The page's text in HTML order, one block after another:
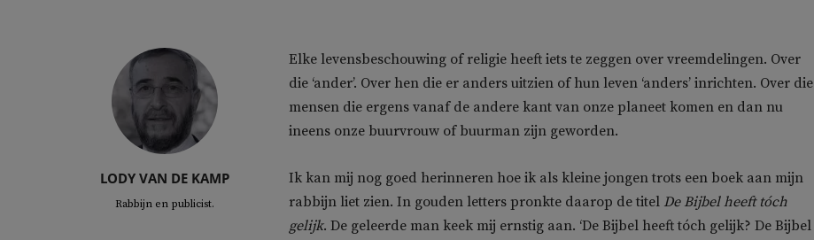
LODY VAN DE KAMP
Rabbijn en publicist.
Elke levensbeschouwing of religie heeft iets te zeggen over vreemdelingen. Over
die ‘ander’. Over hen die er anders uitzien of hun leven ‘anders’ inrichten. Over die
mensen die ergens vanaf de andere kant van onze planeet komen en dan nu
ineens onze buurvrouw of buurman zijn geworden.
Ik kan mij nog goed herinneren hoe ik als kleine jongen trots een boek aan mijn
rabbijn liet zien. In gouden letters pronkte daarop de titel De Bijbel heeft tóch
gelijk. De geleerde man keek mij ernstig aan. ‘De Bijbel heeft tóch gelijk? De Bijbel